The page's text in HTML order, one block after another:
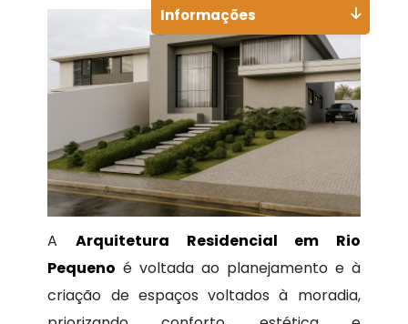
A Arquitetura Residencial em Rio
Pequeno é voltada ao planejamento e à
criação de espaços voltados à moradia,
Informações